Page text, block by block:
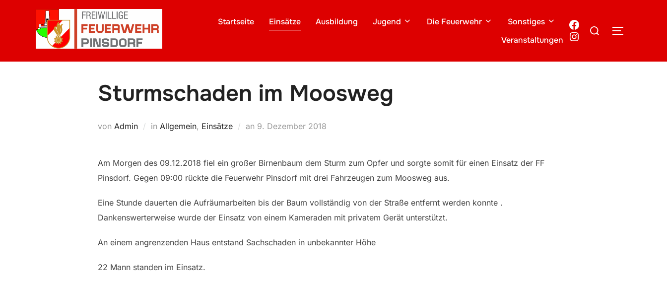
Startseite Einsätze Ausbildung Jugend Die Feuerwehr
Sonstiges
Veranstaltungen
Facebook
Instagram
Suchen
nach:
Sturmschaden im Moosweg
von Admin in Allgemein, Einsätze an Veröffentlicht
9. Dezember 2018
Am Morgen des 09.12.2018 fiel ein großer Birnenbaum dem Sturm zum Opfer und sorgte somit für einen Einsatz der FF
Pinsdorf. Gegen 09:00 rückte die Feuerwehr Pinsdorf mit drei Fahrzeugen zum Moosweg aus.
Eine Stunde dauerten die Aufräumarbeiten bis der Baum vollständig von der Straße entfernt werden konnte .
Dankenswerterweise wurde der Einsatz von einem Kameraden mit privatem Gerät unterstützt.
An einem angrenzenden Haus entstand Sachschaden in unbekannter Höhe
22 Mann standen im Einsatz.